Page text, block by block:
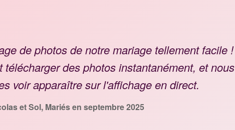
de photos de notre mariage tellement facile !
télécharger des photos instantanément, et nous
voir apparaître sur l'affichage en direct.
et Sol, Mariés en septembre 2025